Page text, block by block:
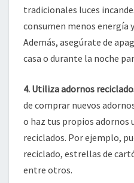
tradicionales luces
consumen menos energía
Además, asegúrate de
casa o durante la noche
4. Utiliza adornos
de comprar nuevos
o haz tus propios
reciclados. Por ejemplo,
reciclado, estrellas de
entre otros.